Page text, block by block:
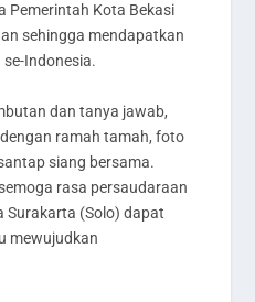
Pemerintah Kota Bekasi
sehingga mendapatkan
Indonesia.
dan tanya jawab,
ramah tamah, foto
siang bersama.
rasa persaudaraan
Surakarta (Solo) dapat
mewujudkan